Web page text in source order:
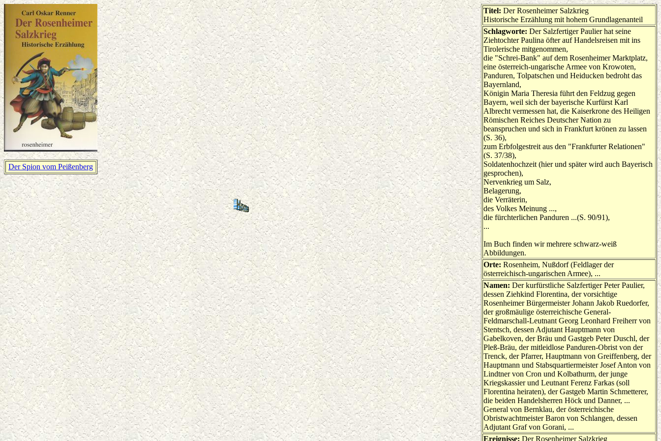
Titel: Der Rosenheimer Salzkrieg
Historische Erzählung mit hohem Grundlagenanteil
Schlagworte: Der Salzfertiger Paulier hat seine
Ziehtochter Paulina öfter auf Handelsreisen mit ins
Tirolerische mitgenommen,
die "Schrei-Bank" auf dem Rosenheimer Marktplatz,
eine österreich-ungarische Armee von Krowoten,
Panduren, Tolpatschen und Heiducken bedroht das
Bayernland,
Königin Maria Theresia führt den Feldzug gegen
Bayern, weil sich der bayerische Kurfürst Karl
Albrecht vermessen hat, die Kaiserkrone des Heiligen
Römischen Reiches Deutscher Nation zu
beanspruchen und sich in Frankfurt krönen zu lassen
(S. 36),
zum Erbfolgestreit aus den "Frankfurter Relationen"
(S. 37/38),
Soldatenhochzeit (hier und später wird auch Bayerisch
gesprochen),
Nervenkrieg um Salz,
Belagerung,
die Verräterin,
des Volkes Meinung ...,
die fürchterlichen Panduren ...(S. 90/91),
...
Im Buch finden wir mehrere schwarz-weiß
Abbildungen.
Orte: Rosenheim, Nußdorf (Feldlager der
österreichisch-ungarischen Armee), ...
Namen: Der kurfürstliche Salzfertiger Peter Paulier,
dessen Ziehkind Florentina, der vorsichtige
Rosenheimer Bürgermeister Johann Jakob Ruedorfer,
der großmäulige österreichische General-
Feldmarschall-Leutnant Georg Leonhard Freiherr von
Stentsch, dessen Adjutant Hauptmann von
Gabelkoven, der Bräu und Gastgeb Peter Duschl, der
Pleß-Bräu, der mitleidlose Panduren-Obrist von der
Trenck, der Pfarrer, Hauptmann von Greiffenberg, der
Hauptmann und Stabsquartiermeister Josef Anton von
Lindtner von Cron und Kolbathurm, der junge
Kriegskassier und Leutnant Ferenz Farkas (soll
Florentina heiraten), der Gastgeb Martin Schmetterer,
die beiden Handelsherren Höck und Danner, ...
General von Bernklau, der österreichische
Obristwachtmeister Baron von Schlangen, dessen
Adjutant Graf von Gorani, ...
Ereignisse: Der Rosenheimer Salzkrieg
Der Spion vom Peißenberg